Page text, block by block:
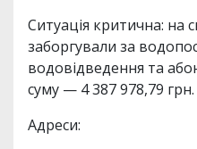
Ситуація критична: на
заборгували за
водовідведення та
суму — 4 387 978,79 грн.
Адреси: